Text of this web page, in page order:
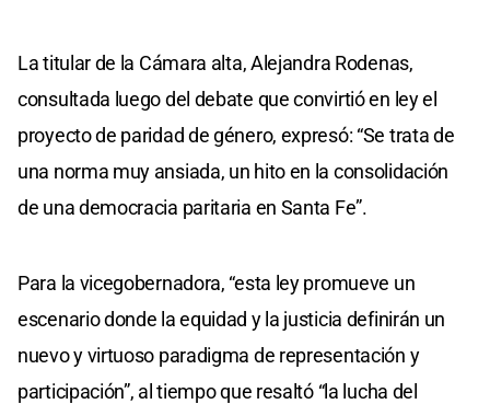
La titular de la Cámara alta, Alejandra Rodenas,
consultada luego del debate que convirtió en ley el
proyecto de paridad de género, expresó: “Se trata de
una norma muy ansiada, un hito en la consolidación
de una democracia paritaria en Santa Fe”.
Para la vicegobernadora, “esta ley promueve un
escenario donde la equidad y la justicia definirán un
nuevo y virtuoso paradigma de representación y
participación”, al tiempo que resaltó “la lucha del